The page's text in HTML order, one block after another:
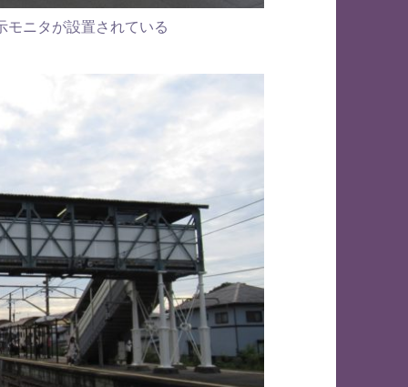
モニタが設置されている